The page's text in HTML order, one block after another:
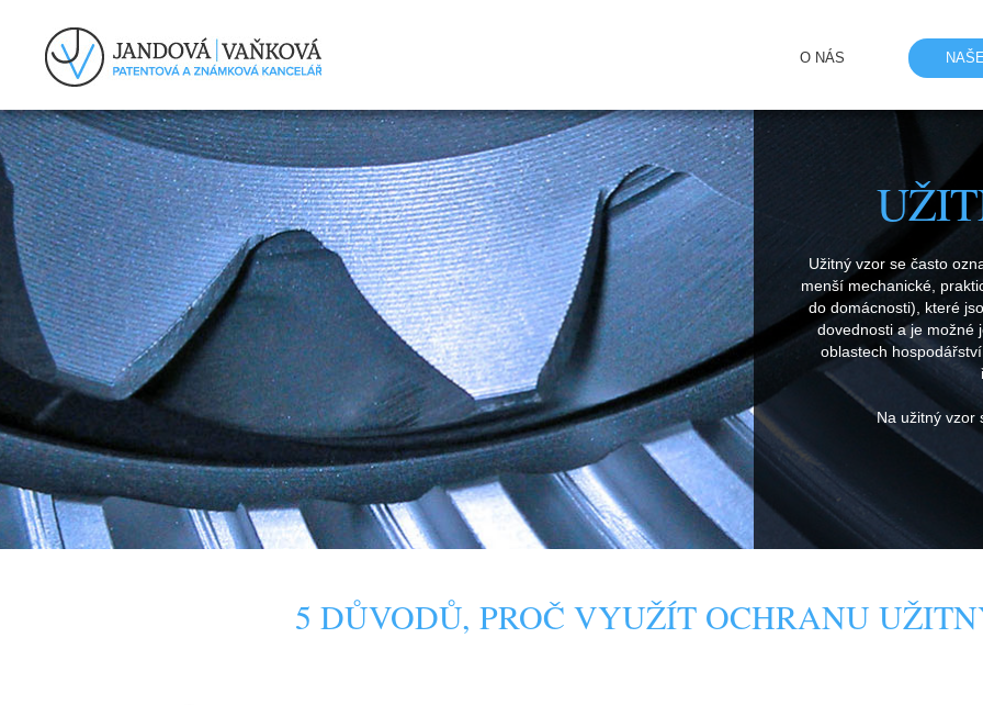
O NÁS
Užitný vzor se často
menší mechanické,
do domácnosti), které
dovednosti a je možné
oblastech
Na užitný vzor
5 DŮVODŮ, PROČ VYUŽÍT OCHRANU